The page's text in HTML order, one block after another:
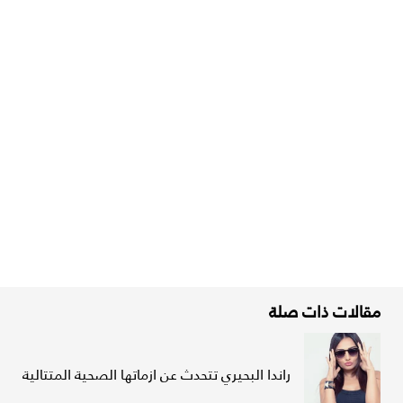
مقالات ذات صلة
راندا البحيري تتحدث عن ازماتها الصحية المتتالية